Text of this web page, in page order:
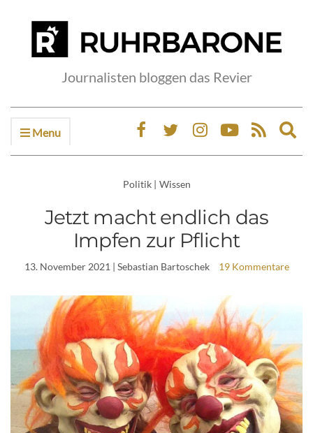
Journalisten bloggen das Revier
Menu
Politik | Wissen
Jetzt macht endlich das
Impfen zur Pflicht
13. November 2021 | Sebastian Bartoschek 19 Kommentare